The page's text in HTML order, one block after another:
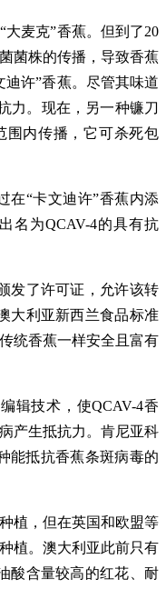
麦克”香蕉。但到了20
菌株的传播，导致香蕉
许”香蕉。尽管其味道
力。现在，另一种镰刀
围内传播，它可杀死包
在“卡文迪许”香蕉内添
名为QCAV-4的具有抗
发了许可证，允许该转
大利亚新西兰食品标准
统香蕉一样安全且富有
辑技术，使QCAV-4香
产生抵抗力。肯尼亚科
能抵抗香蕉条斑病毒的
植，但在英国和欧盟等
植。澳大利亚此前只有
酸含量较高的红花、耐